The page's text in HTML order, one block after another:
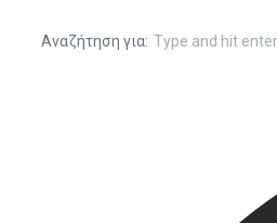
Αναζήτηση για: